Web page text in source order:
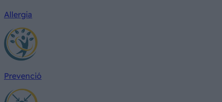
Allergia
Prevenció